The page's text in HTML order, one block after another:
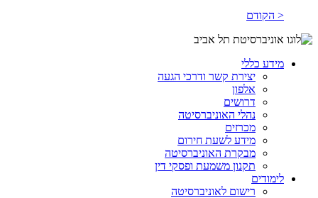
< הקודם
מידע כללי
יצירת קשר ודרכי הגעה
אלפון
דרושים
נהלי האוניברסיטה
מכרזים
מידע לשעת חירום
מבקרת האוניברסיטה
תקנון משמעת ופסקי דין
לימודים
רישום לאוניברסיטה